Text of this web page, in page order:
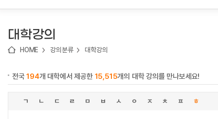
대학강의
HOME 강의분류 대학강의
전국194개 대학에서 제공한 15,515개의 대학 강의를 만나보세요!
ㄱ ㄴ ㄷ ㄹ ㅁ ㅂ ㅅ ㅇ ㅈ ㅊ ㅍ ㅎ